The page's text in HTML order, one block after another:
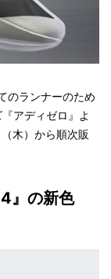
のランナーのため
アディゼロ』よ
木）から順次販
』の新色